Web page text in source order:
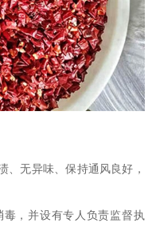
、无异味、保持通风良好，
，并设有专人负责监督执